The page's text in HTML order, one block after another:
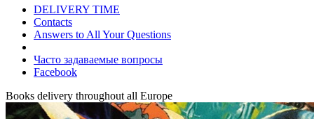
DELIVERY TIME
Contacts
Answers to All Your Questions
Часто задаваемые вопросы
Facebook
Books delivery throughout all Europe